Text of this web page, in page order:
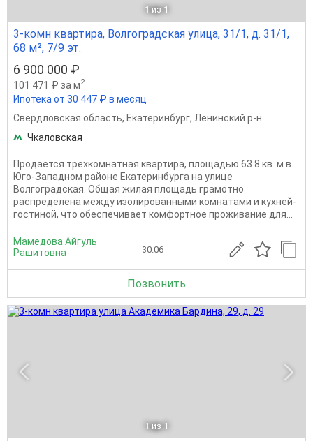
1 из 1
3-комн квартира, Волгоградская улица, 31/1, д. 31/1,
68 м², 7/9 эт.
6 900 000 ₽
101 471 ₽ за м2
Ипотека от 30 447 ₽ в месяц
Свердловская область, Екатеринбург, Ленинский р-н
Чкаловская
Продается трехкомнатная квартира, площадью 63.8 кв. м в
Юго-Западном районе Екатеринбурга на улице
Волгоградская. Общая жилая площадь грамотно
распределена между изолированными комнатами и кухней-
гостиной, что обеспечивает комфортное проживание для...
Мамедова Айгуль
Рашитовна
30.06
Позвонить
1 из 1